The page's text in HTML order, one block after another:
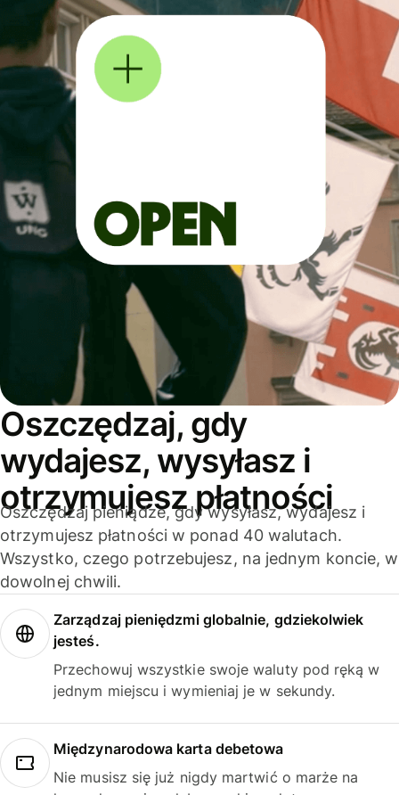
Oszczędzaj, gdy
wydajesz, wysyłasz i
otrzymujesz płatności
Oszczędzaj pieniądze, gdy wysyłasz, wydajesz i
otrzymujesz płatności w ponad 40 walutach.
Wszystko, czego potrzebujesz, na jednym koncie, w
dowolnej chwili.
Zarządzaj pieniędzmi globalnie, gdziekolwiek
jesteś.
Przechowuj wszystkie swoje waluty pod ręką w
jednym miejscu i wymieniaj je w sekundy.
Międzynarodowa karta debetowa
Nie musisz się już nigdy martwić o marże na